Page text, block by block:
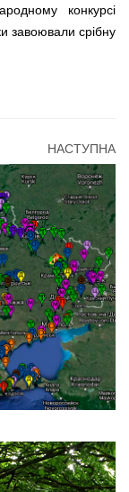
конкурсі
завоювали срібну
НАСТУПНА